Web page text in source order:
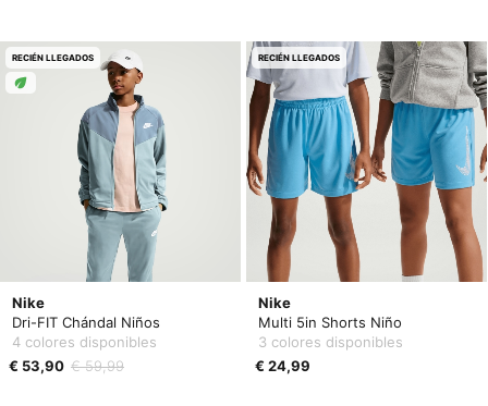
Nike
Dri-FIT Chándal Niños
4 colores disponibles
€ 53,90 € 59,99
RECIÉN LLEGADOS
Nike
Multi 5in Shorts Niño
3 colores disponibles
€ 24,99
RECIÉN LLEGADOS